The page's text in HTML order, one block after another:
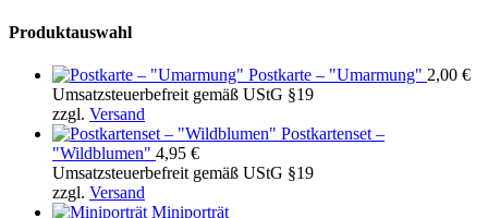
Produktauswahl
Postkarte – "Umarmung" 2,00 €
Umsatzsteuerbefreit gemäß UStG §19
zzgl. Versand
Postkartenset –
"Wildblumen" 4,95 €
Umsatzsteuerbefreit gemäß UStG §19
zzgl. Versand
Miniporträt